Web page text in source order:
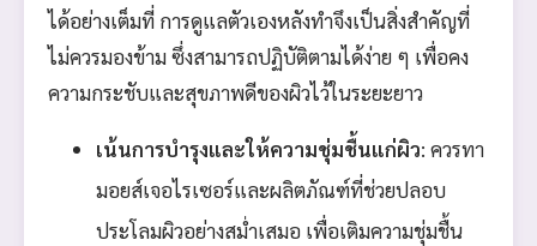
ได้อย่างเต็มที่ การดูแลตัวเองหลังทำจึงเป็นสิ่งสำคัญที่
ไม่ควรมองข้าม ซึ่งสามารถปฏิบัติตามได้ง่าย ๆ เพื่อคง
ความกระชับและสุขภาพดีของผิวไว้ในระยะยาว
เน้นการบำรุงและให้ความชุ่มชื้นแก่ผิว: ควรทา
มอยส์เจอไรเซอร์และผลิตภัณฑ์ที่ช่วยปลอบ
ประโลมผิวอย่างสม่ำเสมอ เพื่อเติมความชุ่มชื้น